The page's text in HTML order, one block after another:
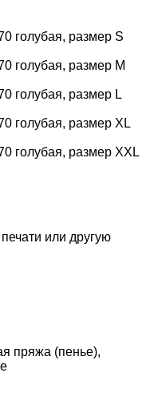
голубая, размер S
голубая, размер M
голубая, размер L
голубая, размер XL
голубая, размер XXL
или другую
пряжа (пенье),